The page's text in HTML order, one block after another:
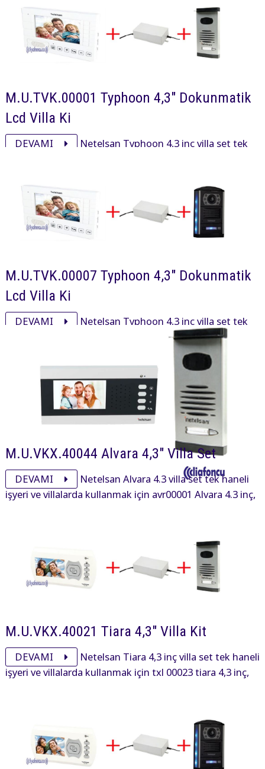
M.U.TVK.00001 Typhoon 4,3" Dokunmatik
Lcd Villa Ki
DEVAMI
Netelsan Typhoon 4,3 inç villa set tek
settir.
M.U.TVK.00007 Typhoon 4,3" Dokunmatik
Lcd Villa Ki
DEVAMI
Netelsan Typhoon 4,3 inç villa set tek
haneli işyeri ve villalarda kullanmak için ty4 00013
typhoon 4,3 inç, pxl00092 obsidian panel ve
M.U.VKX.40044 Alvara 4,3" Villa Set
DEVAMI
Netelsan Alvara 4.3 villa set tek haneli
işyeri ve villalarda kullanmak için avr00001 Alvara 4.3 inç,
M.U.VKX.40021 Tiara 4,3" Villa Kit
DEVAMI
Netelsan Tiara 4,3 inç villa set tek haneli
işyeri ve villalarda kullanmak için txl 00023 tiara 4,3 inç,